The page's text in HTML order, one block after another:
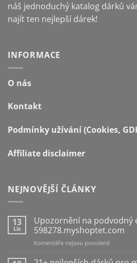
náš jednoduchý katalog dárků
najít ten nejlepší dárek!
INFORMACE
O nás
Kontakt
Podmínky užívání (Cookies,
Affiliate disclaimer
NEJNOVĚJŠÍ ČLÁNKY
13
Lis
Upozornění na podvodný
598278.myshoptet.com
Komentáře nejsou povolenéu
s